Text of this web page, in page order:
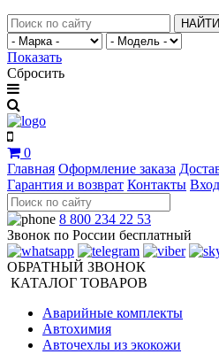
НАЙТИ
Показать
Сбросить
0
Главная Оформление заказа
Гарантия и возврат Контакты Вход
8 800 234 22 53
Звонок по России бесплатный
ОБРАТНЫЙ ЗВОНОК
КАТАЛОГ ТОВАРОВ
Аварийные комплекты
Автохимия
Авточехлы из экокожи